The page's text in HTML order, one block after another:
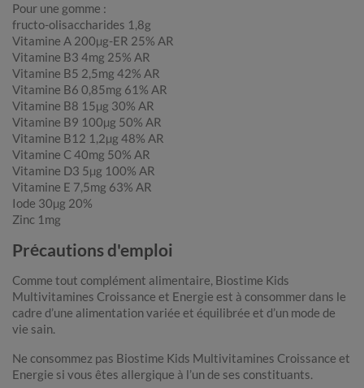
Pour une gomme :
fructo-olisaccharides 1,8g
Vitamine A 200µg-ER 25% AR
Vitamine B3 4mg 25% AR
Vitamine B5 2,5mg 42% AR
Vitamine B6 0,85mg 61% AR
Vitamine B8 15µg 30% AR
Vitamine B9 100µg 50% AR
Vitamine B12 1,2µg 48% AR
Vitamine C 40mg 50% AR
Vitamine D3 5µg 100% AR
Vitamine E 7,5mg 63% AR
Iode 30µg 20%
Zinc 1mg
Précautions d'emploi
Comme tout complément alimentaire, Biostime Kids
Multivitamines Croissance et Energie est à consommer dans le
cadre d’une alimentation variée et équilibrée et d’un mode de
vie sain.
Ne consommez pas Biostime Kids Multivitamines Croissance et
Energie si vous êtes allergique à l’un de ses constituants.